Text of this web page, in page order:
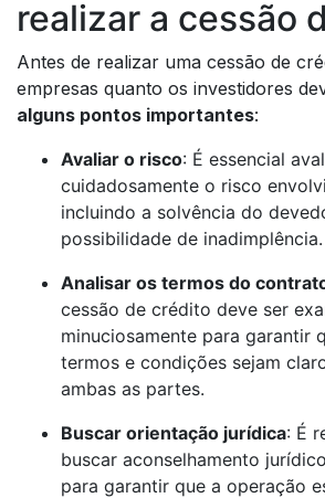
realizar a cessão
Antes de realizar uma cessão de
empresas quanto os investidores
alguns pontos importantes:
Avaliar o risco: É essencial
cuidadosamente o risco
incluindo a solvência do
possibilidade de inadimplência.
Analisar os termos do
cessão de crédito deve ser
minuciosamente para garantir
termos e condições sejam
ambas as partes.
Buscar orientação jurídica: É
buscar aconselhamento
para garantir que a operação